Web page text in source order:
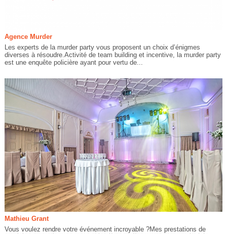
Agence Murder
Les experts de la murder party vous proposent un choix d’énigmes
diverses à résoudre.Activité de team building et incentive, la murder party
est une enquête policière ayant pour vertu de...
Mathieu Grant
Vous voulez rendre votre événement incroyable ?Mes prestations de